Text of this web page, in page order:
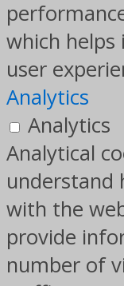
which
user
Analytics
Analytics
Analytical
understand
with the
provide
number of